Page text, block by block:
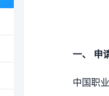
一、 申
中国职